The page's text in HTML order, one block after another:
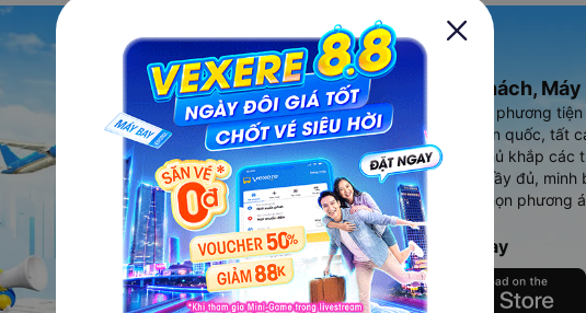
Ứng dụng đặt vé Xe khách,
Vexere - ứng dụng đặt vé đa phương
cao, 5000+ tuyến đường toàn quốc, tất
vụ thuê xe máy, xe du lịch phủ khắp các
Ứng dụng hiển thị thông tin đầy đủ,
người dùng so sánh và lựa chọn phương
chóng và phù hợp nhất.
Tải ứng dụng Vexere ngay